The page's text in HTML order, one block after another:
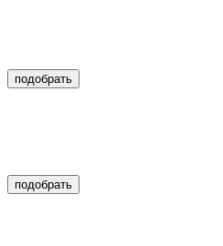
подобрать
подобрать